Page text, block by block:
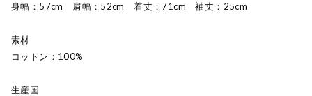
身幅：57cm 肩幅：52cm 着丈：71cm 袖丈：25cm
素材
コットン：100%
生産国